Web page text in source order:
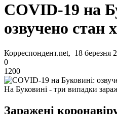
COVID-19 на
озвучено стан
Корреспондент.net, 18 березня
0
1200
На Буковині - три випадки
Заражені